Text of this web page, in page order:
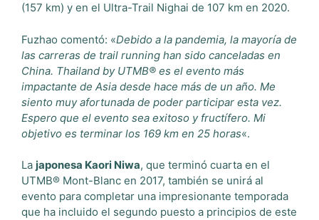
(157 km) y en el Ultra-Trail Nighai de 107 km en 2020.
Fuzhao comentó: «Debido a la pandemia, la mayoría de
las carreras de trail running han sido canceladas en
China. Thailand by UTMB® es el evento más
impactante de Asia desde hace más de un año. Me
siento muy afortunada de poder participar esta vez.
Espero que el evento sea exitoso y fructífero. Mi
objetivo es terminar los 169 km en 25 horas«.
La japonesa Kaori Niwa, que terminó cuarta en el
UTMB® Mont-Blanc en 2017, también se unirá al
evento para completar una impresionante temporada
que ha incluido el segundo puesto a principios de este